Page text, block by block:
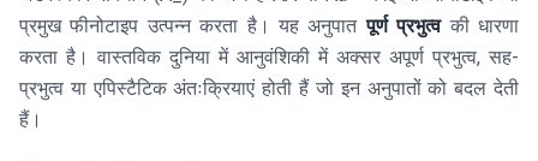
प्रमुख फीनोटाइप उत्पन्न करता है। यह अनुपातपूर्ण प्रभुत्वकी धारणा
करता है। वास्तविक दुनिया में आनुवंशिकी में अक्सर अपूर्ण प्रभुत्व, सह-
प्रभुत्व या एपिस्टैटिक अंतःक्रियाएं होती हैं जो इन अनुपातों को बदल देती
हैं।